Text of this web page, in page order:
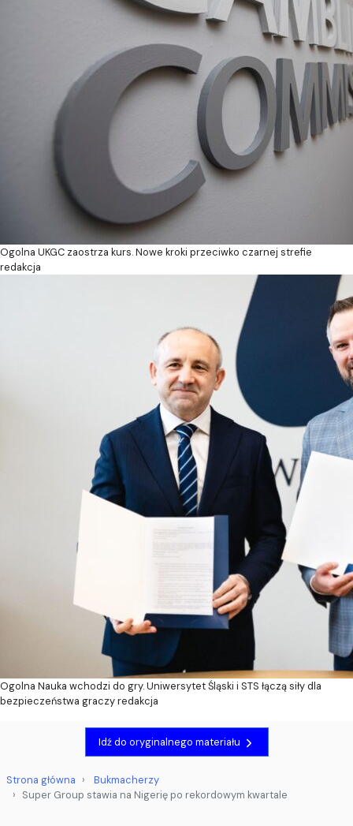
Ogolna UKGC zaostrza kurs. Nowe kroki przeciwko czarnej strefie
redakcja
Ogolna Nauka wchodzi do gry. Uniwersytet Śląski i STS łączą siły dla
bezpieczeństwa graczyredakcja
Idź do oryginalnego materiału
Strona główna
Bukmacherzy
Super Group stawia na Nigerię po rekordowym kwartale